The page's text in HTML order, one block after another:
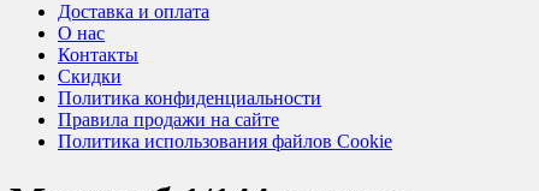
Доставка и оплата
О нас
Контакты
Скидки
Политика конфиденциальности
Правила продажи на сайте
Политика использования файлов Cookie